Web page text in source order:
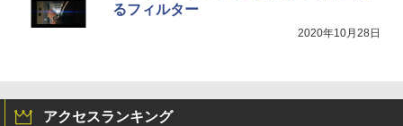
るフィルター
2020年10月28日
アクセスランキング